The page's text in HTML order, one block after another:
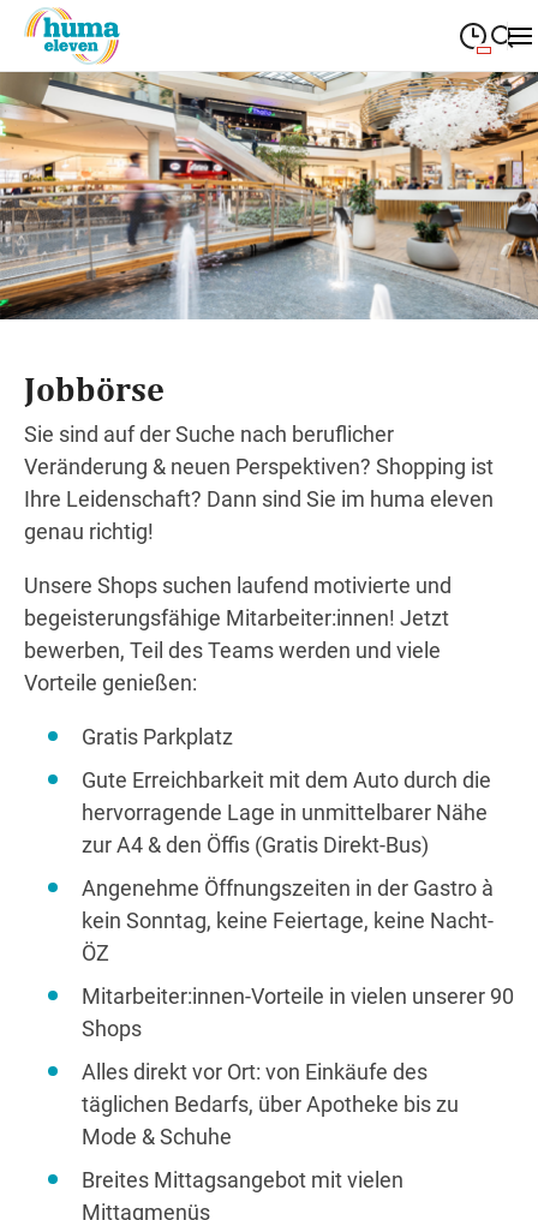
Suche schließen
Montag
MONTAG 09:00—19:00
Dienstag
DIENSTAG 09:00—19:00
Mittwoch
MITTWOCH 09:00—19:00
Donnerstag
DONNERSTAG 09:00—19:00
Samstag
Sonderöffnungszeiten
Wegbeschreibung
Jobbörse
Sie sind auf der Suche nach beruflicher
Veränderung & neuen Perspektiven? Shopping ist
Ihre Leidenschaft? Dann sind Sie im huma eleven
genau richtig!
Unsere Shops suchen laufend motivierte und
begeisterungsfähige Mitarbeiter:innen! Jetzt
bewerben, Teil des Teams werden und viele
Vorteile genießen:
Gratis Parkplatz
Gute Erreichbarkeit mit dem Auto durch die
hervorragende Lage in unmittelbarer Nähe
zur A4 & den Öffis (Gratis Direkt-Bus)
Angenehme Öffnungszeiten in der Gastro à
kein Sonntag, keine Feiertage, keine Nacht-
ÖZ
Mitarbeiter:innen-Vorteile in vielen unserer 90
Shops
Alles direkt vor Ort: von Einkäufe des
täglichen Bedarfs, über Apotheke bis zu
Mode & Schuhe
Breites Mittagsangebot mit vielen
Mittagmenüs